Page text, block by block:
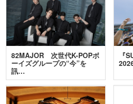
82MAJOR 次世代K-POPボ
ーイズグループの“今”を
訊…
『